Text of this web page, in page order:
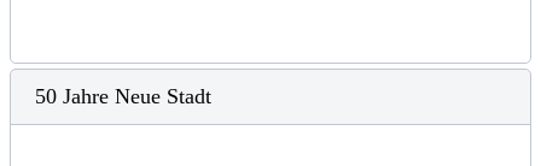
50 Jahre Neue Stadt